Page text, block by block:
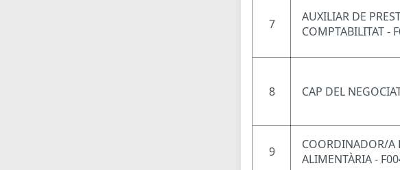
7
AUXILIAR DE
COMPTABILITAT -
8 CAP DEL
9
COORDINADOR/A
ALIMENTÀRIA -